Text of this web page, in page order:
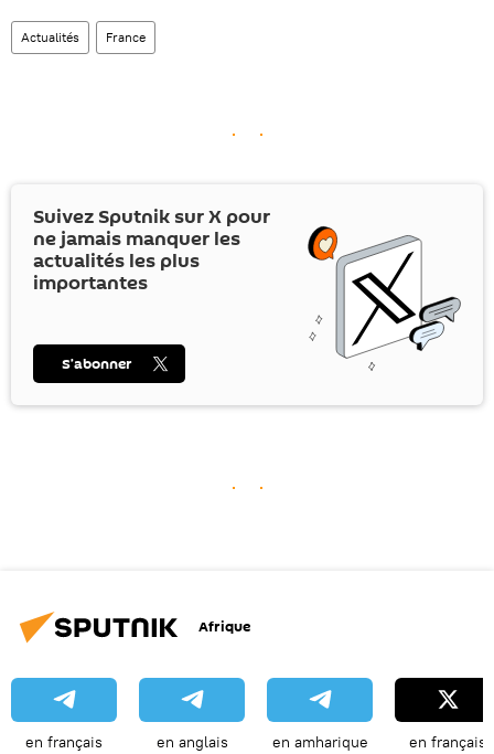
Actualités France
Suivez Sputnik surX pour
ne jamais manquer les
actualités les plus
importantes
S’abonner
Afrique
en français en anglais en amharique en français